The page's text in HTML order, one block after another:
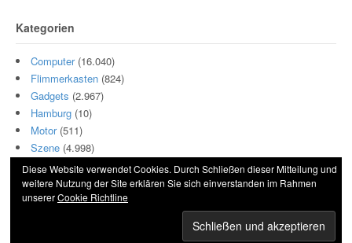
Kategorien
Computer(16.040)
Flimmerkasten (824)
Gadgets (2.967)
Hamburg (10)
Motor(511)
Szene (4.998)
© 2026 Hightech und Blech. All Rights Reserved.
Diese Website verwendet Cookies. Durch Schließen dieser Mitteilung und
weitere Nutzung der Site erklären Sie sich einverstanden im Rahmen
unsererCookie Richtline